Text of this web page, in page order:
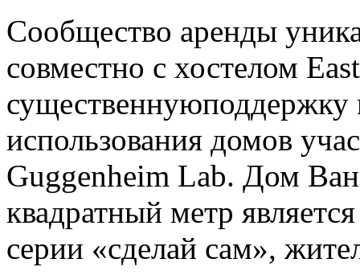
Сообщество аренды
совместно с хостелом
существеннуюподдержку
использования домов
Guggenheim Lab. Дом
квадратный метр
серии «сделай сам»,